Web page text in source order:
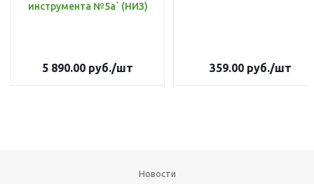
инструмента №5а` (НИЗ)
5 890.00 руб./шт 359.00руб./шт
Новости